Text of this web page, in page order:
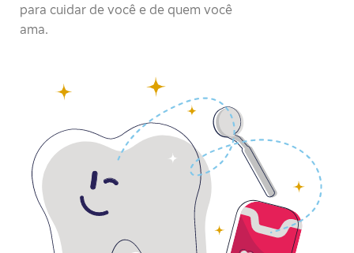
para cuidar de você e de quem você
ama.